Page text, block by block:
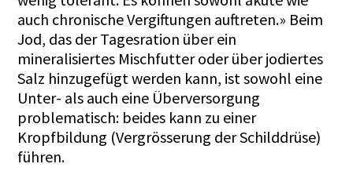
auch chronische Vergiftungen auftreten.» Beim
Jod, das der Tagesration über ein
mineralisiertes Mischfutter oder über jodiertes
Salz hinzugefügt werden kann, ist sowohl eine
Unter- als auch eine Überversorgung
problematisch: beides kann zu einer
Kropfbildung (Vergrösserung der Schilddrüse)
führen.